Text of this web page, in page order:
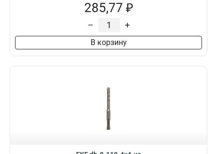
285,77 ₽
– +
В корзину